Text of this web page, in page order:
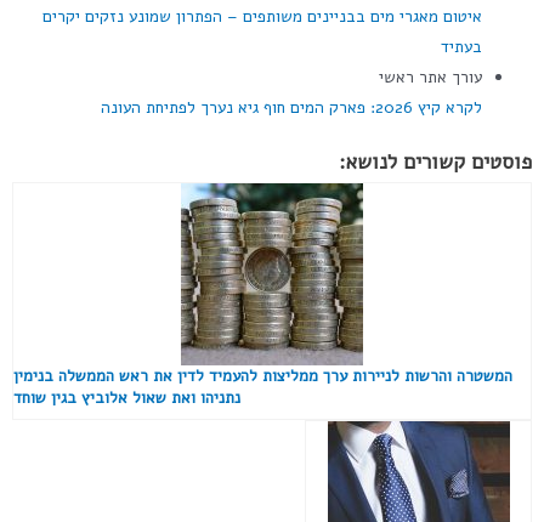
איטום מאגרי מים בבניינים משותפים – הפתרון שמונע נזקים יקרים
בעתיד
עורך אתר ראשי
לקרא קיץ 2026: פארק המים חוף גיא נערך לפתיחת העונה
פוסטים קשורים לנושא:
המשטרה והרשות לניירות ערך ממליצות להעמיד לדין את ראש הממשלה בנימין
נתניהו ואת שאול אלוביץ בגין שוחד